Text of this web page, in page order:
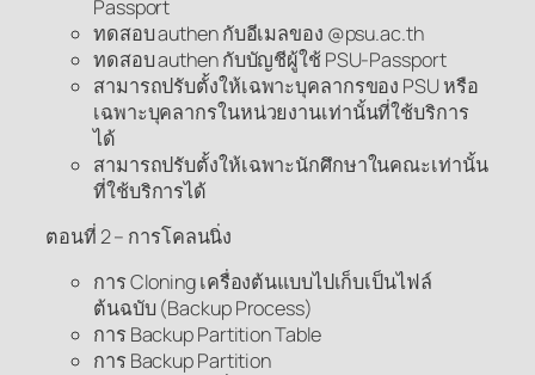
Passport
ทดสอบ authen กับอีเมลของ @psu.ac.th
ทดสอบ authen กับบัญชีผู้ใช้ PSU-Passport
สามารถปรับตั้งให้เฉพาะบุคลากรของ PSU หรือ
เฉพาะบุคลากรในหน่วยงานเท่านั้นที่ใช้บริการ
ได้
สามารถปรับตั้งให้เฉพาะนักศึกษาในคณะเท่านั้น
ที่ใช้บริการได้
ตอนที่ 2 – การโคลนนิ่ง
การ Cloning เครื่องต้นแบบไปเก็บเป็นไฟล์
ต้นฉบับ (Backup Process)
การ Backup Partition Table
การ Backup Partition